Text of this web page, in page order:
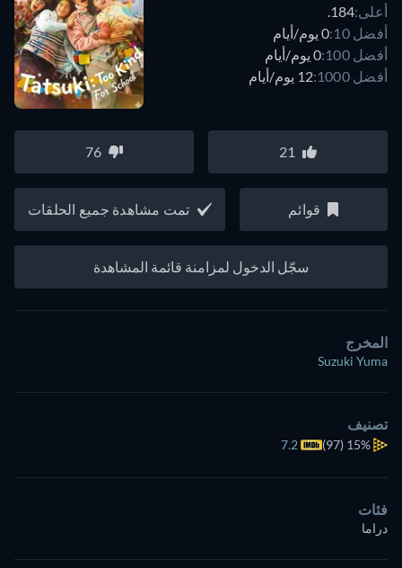
أعلى:184.
أفضل 10:
0 يوم/أيام
أفضل 100:
0 يوم/أيام
أفضل 1000:
12 يوم/أيام
21
76
قوائم تمت مشاهدة جميع الحلقات
سجّل الدخول لمزامنة قائمة المشاهدة
المخرج
Suzuki Yuma
تصنيف
15%
(97)
7.2
فئات
دراما